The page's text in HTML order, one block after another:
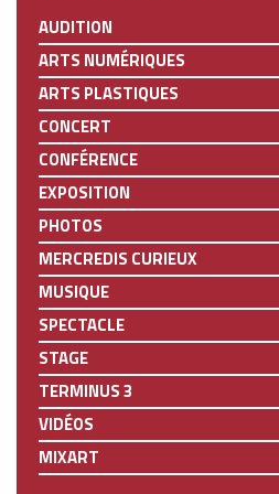
AUDITION
ARTS NUMÉRIQUES
ARTS PLASTIQUES
CONCERT
CONFÉRENCE
EXPOSITION
PHOTOS
MERCREDIS CURIEUX
MUSIQUE
SPECTACLE
STAGE
TERMINUS 3
VIDÉOS
MIXART